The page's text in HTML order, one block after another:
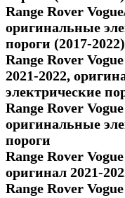
Range Rover
оригинальные
пороги (2017-2022)
Range Rover
2021-2022,
электрические
Range Rover
оригинальные
пороги
Range Rover
оригинал 2021-
Range Rover